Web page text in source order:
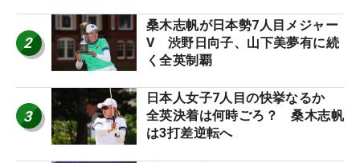
2
桑木志帆が日本勢7人目メジャー
V 渋野日向子、山下美夢有に続
く全英制覇
3
日本人女子7人目の快挙なるか
全英決着は何時ごろ？ 桑木志帆
は3打差逆転へ